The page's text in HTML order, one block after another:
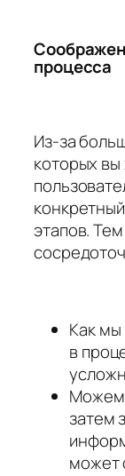
процесса
Из-за
которых вы
этапов.
Как
в
Можем
затем
может